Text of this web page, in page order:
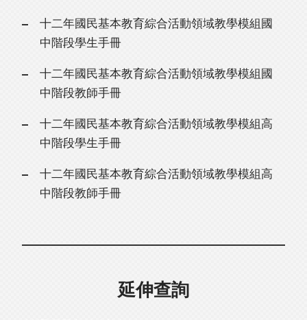
十二年國民基本教育綜合活動領域教學模組國
中階段學生手冊
十二年國民基本教育綜合活動領域教學模組國
中階段教師手冊
十二年國民基本教育綜合活動領域教學模組高
中階段學生手冊
十二年國民基本教育綜合活動領域教學模組高
中階段教師手冊
延伸查詢